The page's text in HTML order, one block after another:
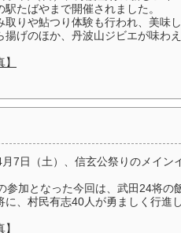
駅たばやまで開催されました。
取りや鮎つり体験も行われ、美味
揚げのほか、丹波山ジビエが味わえ
7日（土）、信玄公祭りのメイン
参加となった今回は、武田24将の
に、村民有志40人が勇ましく行進し